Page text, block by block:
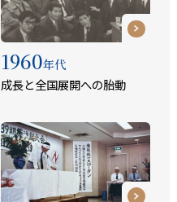
1960年代
成長と全国展開への胎動